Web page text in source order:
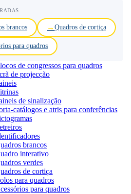
brancos Quadros de cortiça
para quadros
de congressos para quadros
de projecção
de sinalização
catálogos e atris para conferências
brancos
interativo
verdes
de cortiça
para quadros
para quadros